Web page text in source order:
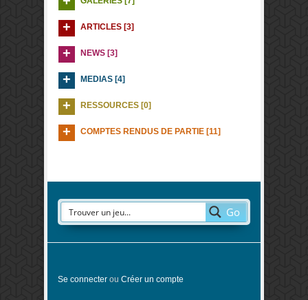
ARTICLES [3]
NEWS [3]
MEDIAS [4]
RESSOURCES [0]
COMPTES RENDUS DE PARTIE [11]
Go
Se connecter ou Créer un compte